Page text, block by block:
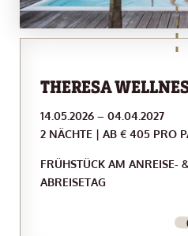
THERESA
14.05.2026 – 04.04.2027
2 NÄCHTE | AB € 405 PRO
FRÜHSTÜCK AM ANREISE-
ABREISETAG